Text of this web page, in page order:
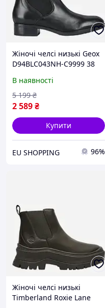
Жіночі челсі низькі Geox
D94BLC043NH-C9999 38
В наявності
2 589₴
5 199 ₴
Купити
EU SHOPPING 96%
Жіночі челсі низькі
Timberland Roxie Lane